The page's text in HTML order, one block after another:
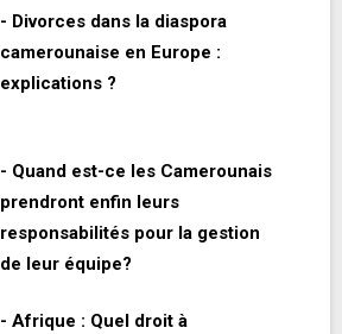
- Divorces dans la diaspora
camerounaise en Europe :
explications ?
- Quand est-ce les Camerounais
prendront enfin leurs
responsabilités pour la gestion
de leur équipe?
- Afrique : Quel droit à